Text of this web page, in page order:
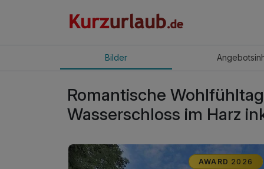
Bilder Angebot
Romantische
Wasserschloss im Harz
AWARD 2026